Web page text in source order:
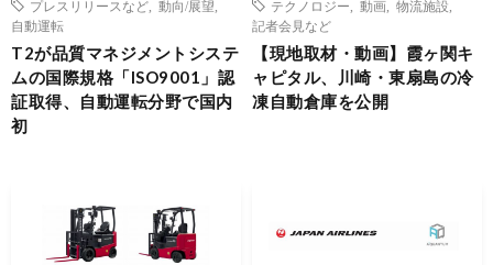
プレスリリースなど
動向/展望
自動運転
T2が品質マネジメントシステ
ムの国際規格「ISO9001」認
証取得、自動運転分野で国内
初
テクノロジー
動画 物流施設
記者会見など
【現地取材・動画】霞ヶ関キ
ャピタル、川崎・東扇島の冷
凍自動倉庫を公開